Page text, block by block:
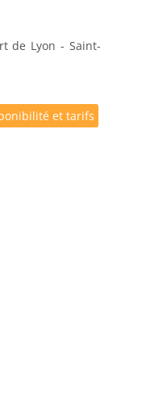
de Lyon - Saint-
et tarifs